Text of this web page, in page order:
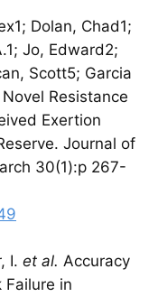
Dolan, Chad1;
Jo, Edward2;
Scott5; Garcia
Resistance
Exertion
Journal of
30(1):p 267-
I. et al. Accuracy
Failure in